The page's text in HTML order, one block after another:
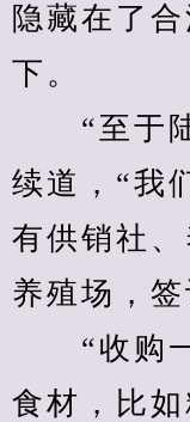
隐藏在了
下。
“至于陆
续道，“我
有供销社
养殖场，
“收购一
食材，比